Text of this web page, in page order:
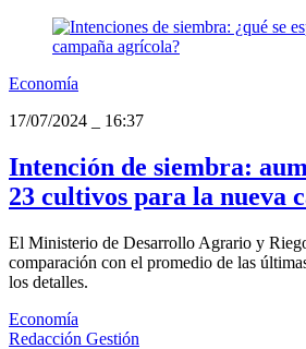
Economía
17/07/2024
16:37
Intención de siembra:
23 cultivos para la nueva
El Ministerio de Desarrollo Agrario y
comparación con el promedio de las
los detalles.
Economía
Redacción Gestión